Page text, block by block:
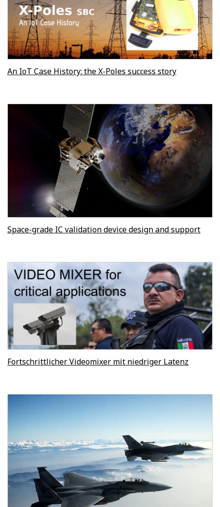
An IoT Case History: the X-Poles success story
Space-grade IC validation device design and support
Fortschrittlicher Videomixer mit niedriger Latenz